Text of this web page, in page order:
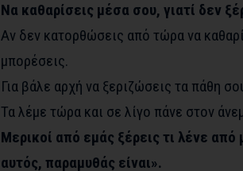
Να καθαρίσεις μέσα σου, γιατί δεν
Αν δεν κατορθώσεις από τώρα να
μπορέσεις.
Για βάλε αρχή να ξεριζώσεις τα πάθη
Τα λέμε τώρα και σε λίγο πάνε στον
Μερικοί από εμάς ξέρεις τι λένε
αυτός, παραμυθάς είναι».